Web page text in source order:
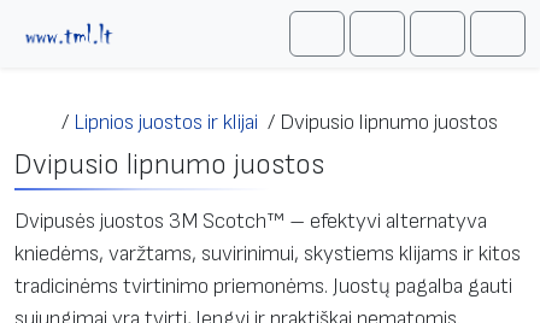
SearchAccountCart
/ Lipnios juostos ir klijai / Dvipusio lipnumo juostos
Dvipusio lipnumo juostos
Dvipusės juostos 3М Scotch™ – efektyvi alternatyva
kniedėms, varžtams, suvirinimui, skystiems klijams ir kitos
tradicinėms tvirtinimo priemonėms. Juostų pagalba gauti